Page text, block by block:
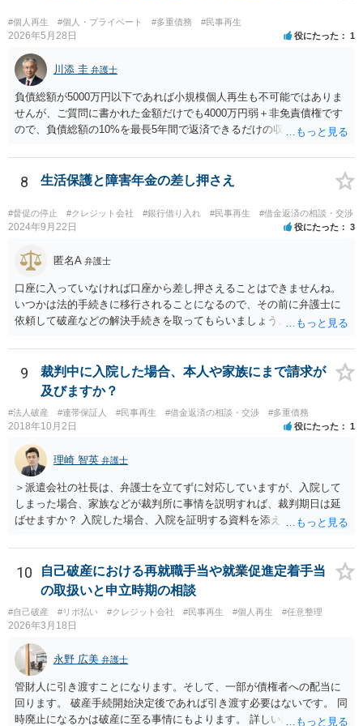
まいの地域の弁護士に直接相談し、適切なアドバイスを受けてみるこ
とをご検討下さい（改正民法が適用される事案の場合、参考のパンフ
レットに記載されているように、極度額（上限額）の定めのない個人
の根保証契約にあたり、無効となる可能性もあります）。 なお、手
もとに契約書がない場合には、相手の弁護士に、あなたが連帯保証人
と記載されている契約書のコピーの提供を求めてみましょう。 （参
考）民法改正のパンフレット（保証乃ルール）法務省 https://www.moj.
go.jp/content/001254262.pdf
#個人再生 #個人・プライベート #多重債務 #民事再生
2026年5月28日 役にたった 1
川添 圭 弁護士
負債総額が5000万円以下であれば小規模個人再生も不可能ではありま
せんが、ご質問に書かれた金額だけでも4000万円弱＋非免責債権です
ので、負債総額の10%を最長5年間で返済できるだけの収入があるのか
クリアできるか（具体的には負債総額の過半数を占める債権者がいる
かどうか、債権者が力を合わせて不同意に持っていく可能性がないか
ので、弁護士へ直接相談した方がよいと思います。
8 生活保護と障害年金の差し押さえ
#督促の停止 #クレジット会社 #銀行借り入れ #民事再生 #借金返済の相談・交渉
2024年9月22日 役にたった 3
匿名A 弁護士
口座に入っていなければ口座から差し押さえることはできませんね。
いつかは法的手続きに移行されることになるので、その前に弁護士に
依頼して破産などの解決手続きを取ってもらいましょう。
9
裁判中に入院した場合、本人や家族にまで請求が
及びますか？
#法人破産 #連帯保証人 #民事再生 #借金返済の相談・交渉 #多重債務
2018年10月2日 役にたった 1
理崎 智英 弁護士
＞派遣会社の社長は、弁護士を立てずに対応していますが、入院して
しまった場合、家族などが裁判所に事情を説明すれば、裁判期日は延
ばせますか？ 入院した場合、入院を証明する資料を添えて、裁判所に
書けない、意識が無い場合など、弁護士ではなく家族などの代理人が
裁判延期を申請できますか？ ご家族であっても訴訟代理権はありませ
んので、ご本人に代わって裁判延期の申請することは出来ません。た
だ、事実上、裁判所に対して事情を説明すれば、裁判手続は中止され
ると思います。 ＞本人が出廷できないことを理由に、財産の差し押さ
えなどされることはございますでしょうか？ ご本人の状態が回復する
までの間は裁判が中止されるでしょうから、そのような心配はないと
思います。
10
自己破産における再就職手当や就業促進定着手当
の取扱いと申立時期の相談
#自己破産 #リボ払い #クレジット会社 #民事再生 #個人再生 #任意整理
2026年3月18日
永野 広美 弁護士
管財人に引き渡すことになります。そして、一部が債権者への配当に
回ります。 破産手続開始決定後であれば引き渡す必要はないです。 同
時廃止になるかは破産に至る事情にもよります。 詳しい話はお問い合